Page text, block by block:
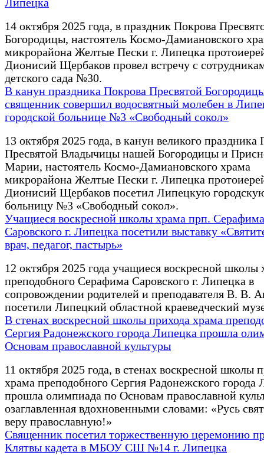
Липецка
14 октября 2025 года, в праздник Покрова
Богородицы, настоятель Космо-Дамиановского
микрорайона Желтые Пески г. Липецка
Дионисий Щербаков провел встречу с
детского сада №30.
В канун праздника Покрова Пресвятой
священник совершил водосвятный молебен в
городской больнице №3 «Свободный сокол»
13 октября 2025 года, в канун великого праздника
Пресвятой Владычицы нашей Богородицы и
Марии, настоятель Космо-Дамиановского храма
микрорайона Желтые Пески г. Липецка
Дионисий Щербаков посетил Липецкую
больницу №3 «Свободный сокол».
Учащиеся воскресной школы храма прп. Серафима
Саровского г. Липецка посетили выставку
врач, педагог, пастырь»
12 октября 2025 года учащиеся воскресной школы
преподобного Серафима Саровского г. Липецка в
сопровождении родителей и преподавателя В. В.
посетили Липецкий областной краеведческий
В стенах воскресной школы прихода храма
Сергия Радонежского города Липецка прошла
Основам православной культуры
11 октября 2025 года, в стенах воскресной школы
храма преподобного Сергия Радонежского города
прошла олимпиада по Основам православной
озаглавленная вдохновенными словами: «Русь
веру православную!»
Священник посетил торжественную церемонию
Клятвы кадета в МБОУ СШ №14 г. Липецка